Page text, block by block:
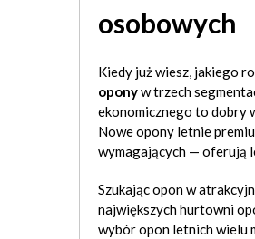
osobowych
Kiedy już wiesz, jakiego
oponyw trzech
ekonomicznego to dobry
Nowe opony letnie
wymagających — oferują
Szukając opon w
największych hurtowni
wybór opon letnich wielu